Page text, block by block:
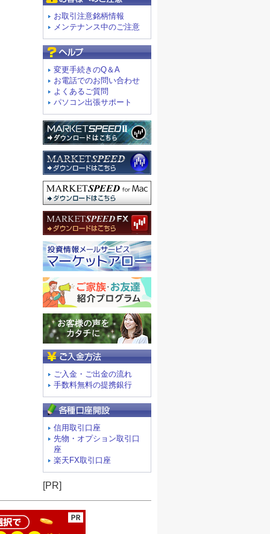
お取引注意銘柄情報
メンテナンス中のご注意
変更手続きのQ＆A
お電話でのお問い合わせ
よくあるご質問
パソコン出張サポート
ご入金・ご出金の流れ
手数料無料の提携銀行
信用取引口座
先物・オプション取引口
座
楽天FX取引口座
[PR]